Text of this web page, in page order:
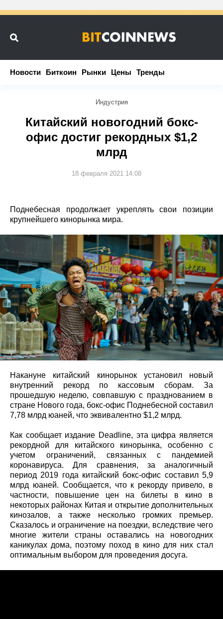
Новости Биткоин Рынки Цены Тренды
Новости Биткоин Рынки Цены Тренды
Индустрия
Китайский новогодний бокс-
офис достиг рекордных $1,2
млрд
18 февраля 2021 14:08
Поднебесная продолжает укреплять свои позиции
крупнейшего кинорынка мира.
Накануне китайский кинорынок установил новый
внутренний рекорд по кассовым сборам. За
прошедшую неделю, совпавшую с празднованием в
стране Нового года, бокс-офис Поднебесной составил
7,78 млрд юаней, что эквивалентно $1,2 млрд.
Как сообщает издание Deadline, эта цифра является
рекордной для китайского кинорынка, особенно с
учетом ограничений, связанных с пандемией
коронавируса. Для сравнения, за аналогичный
период 2019 года китайский бокс-офис составил 5,9
млрд юаней. Сообщается, что к рекорду привело, в
частности, повышение цен на билеты в кино в
некоторых районах Китая и открытие дополнительных
кинозалов, а также несколько громких премьер.
Сказалось и ограничение на поездки, вследствие чего
многие жители страны оставались на новогодних
каникулах дома, поэтому поход в кино для них стал
оптимальным выбором для проведения досуга.